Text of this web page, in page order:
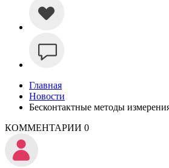
Главная
Новости
Бесконтактные методы
КОММЕНТАРИИ 0